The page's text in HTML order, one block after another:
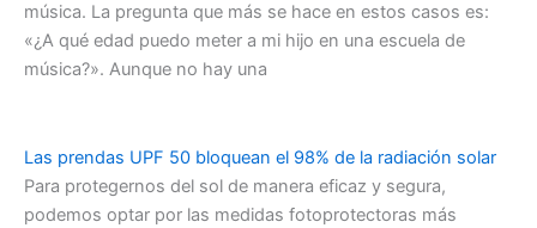
música. La pregunta que más se hace en estos casos es:
«¿A qué edad puedo meter a mi hijo en una escuela de
música?». Aunque no hay una
Las prendas UPF 50 bloquean el 98% de la radiación solar
Para protegernos del sol de manera eficaz y segura,
podemos optar por las medidas fotoprotectoras más